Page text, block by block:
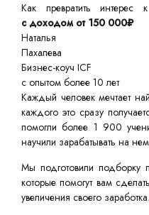
Как превратить интерес
с доходом от 150 000₽
Наталья
Пахалева
Бизнес-коуч ICF
с опытом более 10 лет
Каждый человек мечтает
каждого это сразу
помогли более 1 900
научили зарабатывать на
Мы подготовили подборку
которые помогут вам
увеличения своего